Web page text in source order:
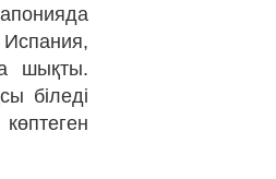
шықты.
біледі